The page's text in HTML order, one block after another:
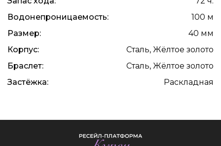
Водонепроницаемость:
100 м
Размер:
40 мм
Корпус:
Сталь, Жёлтое золото
Браслет:
Сталь, Жёлтое золото
Застёжка:
Раскладная